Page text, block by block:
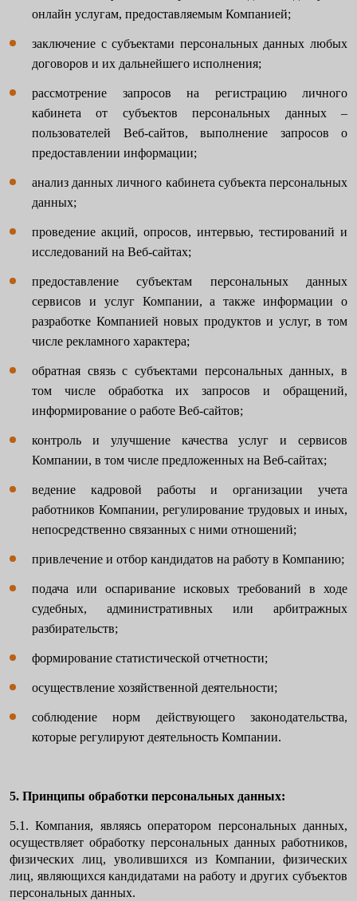
онлайн услугам, предоставляемым Компанией;
заключение с субъектами персональных данных любых
договоров и их дальнейшего исполнения;
рассмотрение запросов на регистрацию личного
кабинета от субъектов персональных данных –
пользователей Веб-сайтов, выполнение запросов о
предоставлении информации;
анализ данных личного кабинета субъекта персональных
данных;
проведение акций, опросов, интервью, тестирований и
исследований на Веб-сайтах;
предоставление субъектам персональных данных
сервисов и услуг Компании, а также информации о
разработке Компанией новых продуктов и услуг, в том
числе рекламного характера;
обратная связь с субъектами персональных данных, в
том числе обработка их запросов и обращений,
информирование о работе Веб-сайтов;
контроль и улучшение качества услуг и сервисов
Компании, в том числе предложенных на Веб-сайтах;
ведение кадровой работы и организации учета
работников Компании, регулирование трудовых и иных,
непосредственно связанных с ними отношений;
привлечение и отбор кандидатов на работу в Компанию;
подача или оспаривание исковых требований в ходе
судебных, административных или арбитражных
разбирательств;
формирование статистической отчетности;
осуществление хозяйственной деятельности;
соблюдение норм действующего законодательства,
которые регулируют деятельность Компании.
5. Принципы обработки персональных данных:
5.1. Компания, являясь оператором персональных данных,
осуществляет обработку персональных данных работников,
физических лиц, уволившихся из Компании, физических
лиц, являющихся кандидатами на работу и других субъектов
персональных данных.